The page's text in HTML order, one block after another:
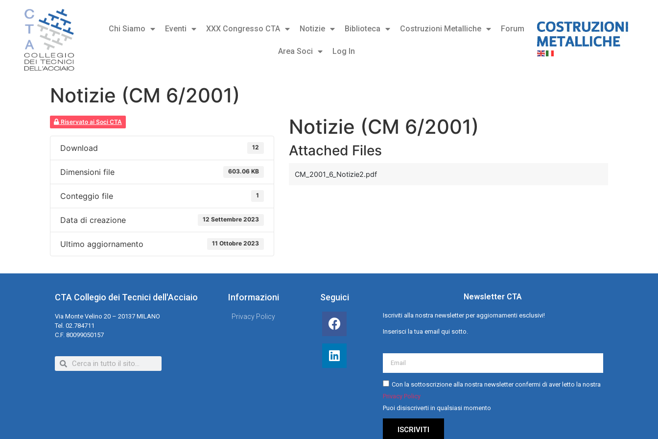
Chi Siamo Eventi XXX Congresso CTA Notizie Biblioteca Costruzioni Metalliche Forum
Area Soci Log In
Notizie (CM 6/2001)
Riservato ai Soci CTA
Download 12
Dimensioni file 603.06 KB
Conteggio file 1
Data di creazione 12 Settembre 2023
Ultimo aggiornamento 11 Ottobre 2023
Notizie (CM 6/2001)
Attached Files
CM_2001_6_Notizie2.pdf
CTA Collegio dei Tecnici dell'Acciaio
Via Monte Velino 20 – 20137 MILANO
Tel. 02.784711
C.F. 80099050157
Informazioni
Privacy Policy
Seguici Newsletter CTA
Iscriviti alla nostra newsletter per aggiornamenti esclusivi!
Inserisci la tua email qui sotto.
Con la sottoscrizione alla nostra newsletter confermi di aver letto la nostra
Privacy Policy
Puoi disiscriverti in qualsiasi momento
ISCRIVITI